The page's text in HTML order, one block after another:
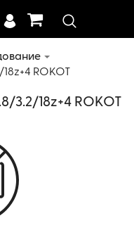
ROKOT
3.2/18z+4 ROKOT